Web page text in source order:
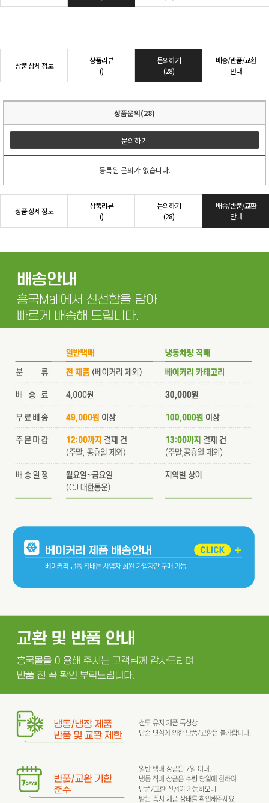
상품 상세 정보
상품리뷰
()
문의하기
(28)
배송/반품/교환
안내
상품문의(28)
문의하기
등록된 문의가 없습니다.
상품 상세 정보
상품리뷰
()
문의하기
(28)
배송/반품/교환
안내